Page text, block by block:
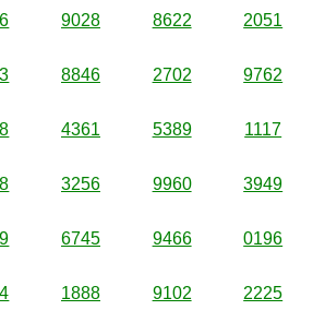
9028 8622 2051
8846 2702 9762
4361 5389 1117
3256 9960 3949
6745 9466 0196
1888 9102 2225